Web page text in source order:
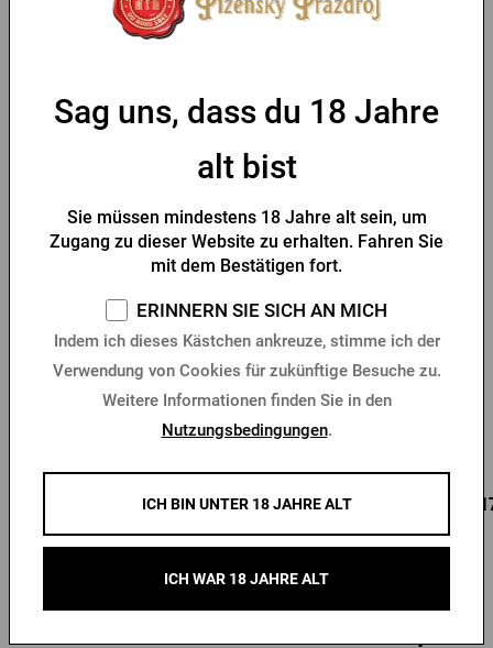
Das könnte Sie interessieren
Flaschenöffner Pilsner
Urquell Siegel
Kaufen
Schlüsselanhänger mit
Pilsner Urquell -
Flaschenöffner
0,85 €
Sag uns, dass du 18 Jahre
alt bist
Sie müssen mindestens 18 Jahre alt sein, um
Zugang zu dieser Website zu erhalten. Fahren Sie
mit dem Bestätigen fort.
ERINNERN SIE SICH AN MICH
Indem ich dieses Kästchen ankreuze, stimme ich der
Verwendung von Cookies für zukünftige Besuche zu.
Weitere Informationen finden Sie in den
Nutzungsbedingungen.
ICH BIN UNTER 18 JAHRE ALT
ICH WAR 18 JAHRE ALT